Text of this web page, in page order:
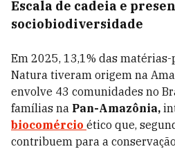
Escala de cadeia e
sociobiodiversidade
Em 2025, 13,1% das
Natura tiveram origem na
envolve 43 comunidades no
famílias na Pan-Amazônia,
biocomércio ético que,
contribuem para a